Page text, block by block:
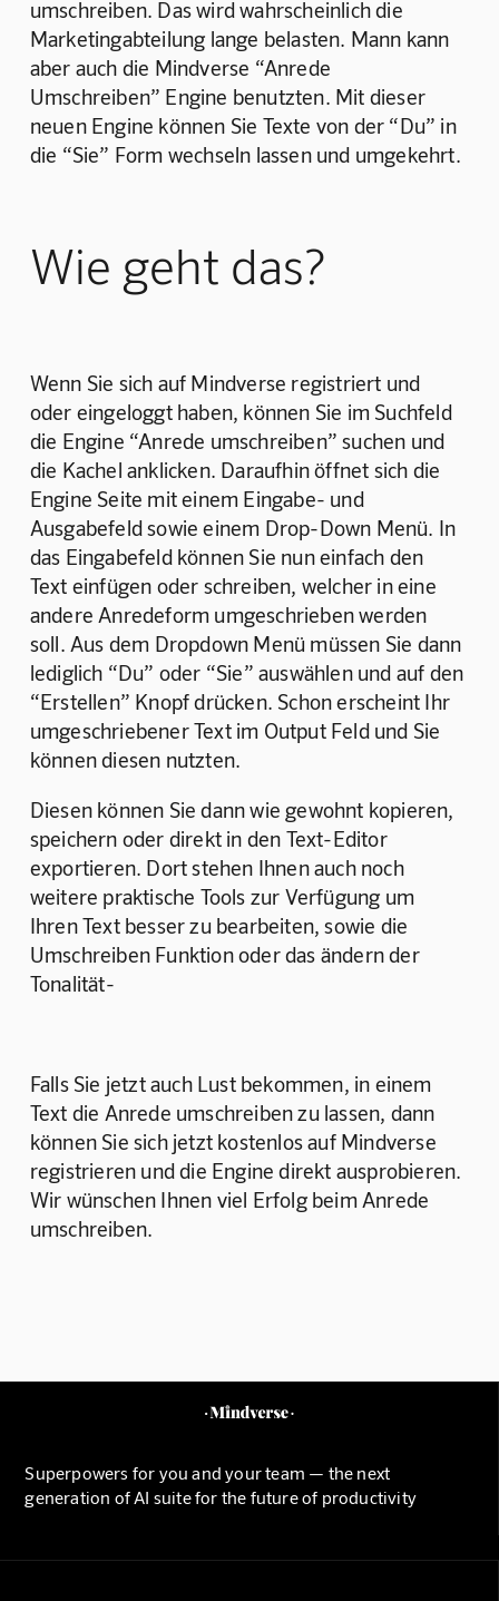
umschreiben. Das wird wahrscheinlich die
Marketingabteilung lange belasten. Mann kann
aber auch die Mindverse “Anrede
Umschreiben” Engine benutzten. Mit dieser
neuen Engine können Sie Texte von der “Du” in
die “Sie” Form wechseln lassen und umgekehrt.
Wie geht das?
Wenn Sie sich auf Mindverse registriert und
oder eingeloggt haben, können Sie im Suchfeld
die Engine “Anrede umschreiben” suchen und
die Kachel anklicken. Daraufhin öffnet sich die
Engine Seite mit einem Eingabe- und
Ausgabefeld sowie einem Drop-Down Menü. In
das Eingabefeld können Sie nun einfach den
Text einfügen oder schreiben, welcher in eine
andere Anredeform umgeschrieben werden
soll. Aus dem Dropdown Menü müssen Sie dann
lediglich “Du” oder “Sie” auswählen und auf den
“Erstellen” Knopf drücken. Schon erscheint Ihr
umgeschriebener Text im Output Feld und Sie
können diesen nutzten.
Diesen können Sie dann wie gewohnt kopieren,
speichern oder direkt in den Text-Editor
exportieren. Dort stehen Ihnen auch noch
weitere praktische Tools zur Verfügung um
Ihren Text besser zu bearbeiten, sowie die
Umschreiben Funktion oder das ändern der
Tonalität-
Falls Sie jetzt auch Lust bekommen, in einem
Text die Anrede umschreiben zu lassen, dann
können Sie sich jetzt kostenlos auf Mindverse
registrieren und die Engine direkt ausprobieren.
Wir wünschen Ihnen viel Erfolg beim Anrede
umschreiben.
Superpowers for you and your team — the next
generation of AI suite for the future of productivity